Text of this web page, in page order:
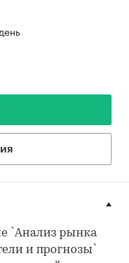
`Анализ рынка
и прогнозы`